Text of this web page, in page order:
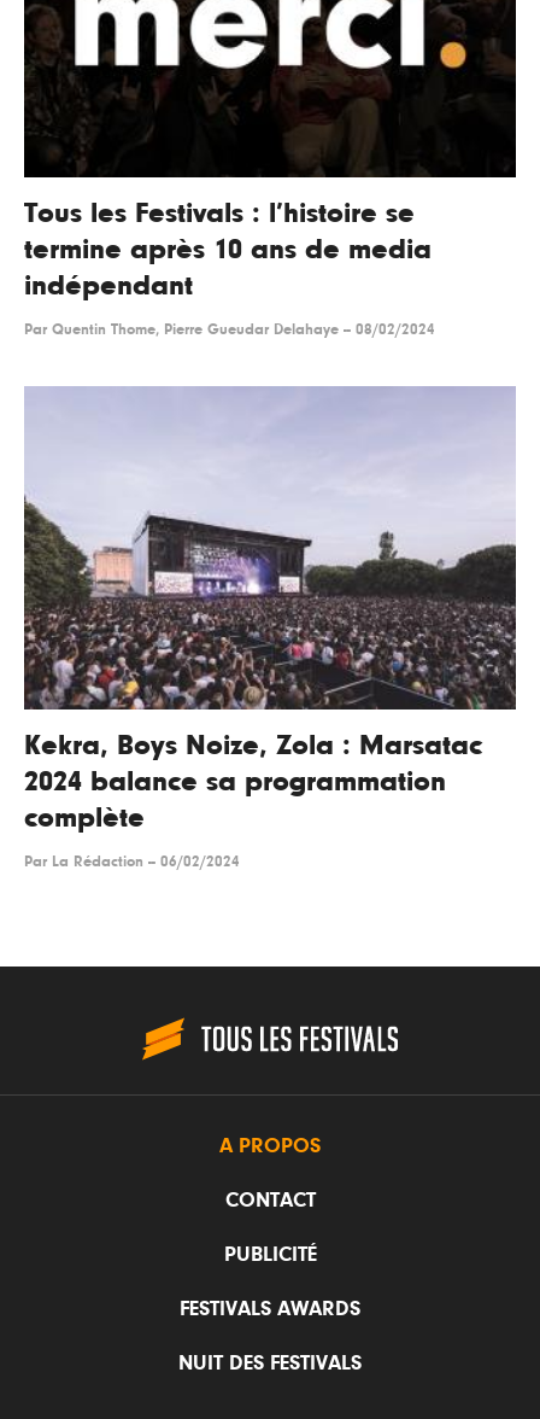
Tous les Festivals : l’histoire se
termine après 10 ans de media
indépendant
Par Quentin Thome, Pierre Gueudar Delahaye -- 08/02/2024
Kekra, Boys Noize, Zola : Marsatac
2024 balance sa programmation
complète
Par La Rédaction -- 06/02/2024
A PROPOS
CONTACT
PUBLICITÉ
FESTIVALS AWARDS
NUIT DES FESTIVALS